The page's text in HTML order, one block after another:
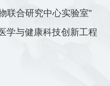
联合研究中心实验室”
学与健康科技创新工程